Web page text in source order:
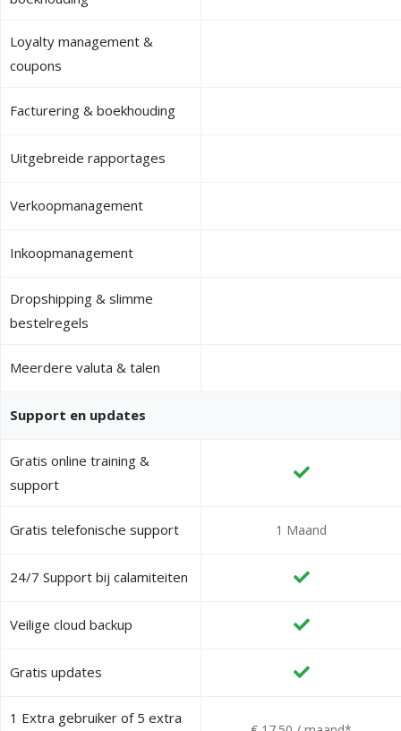
Loyalty management &
coupons
Facturering & boekhouding
Uitgebreide rapportages
Verkoopmanagement
Inkoopmanagement
Dropshipping & slimme
bestelregels
Meerdere valuta & talen
Support en updates
Gratis online training &
support
Gratis telefonische support 1 Maand
24/7 Support bij calamiteiten
Veilige cloud backup
Gratis updates
1 Extra gebruiker of 5 extra